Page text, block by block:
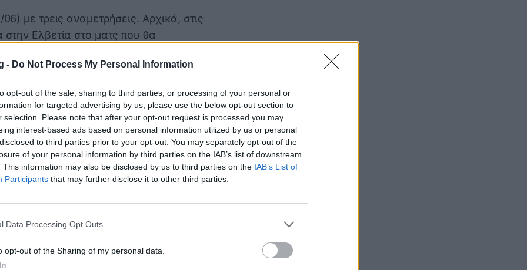
- Do Not Process My Personal Information
opt-out of the sale, sharing to third parties, or processing of your personal or
for targeted advertising by us, please use the below opt-out section to
selection. Please note that after your opt-out request is processed you may
interest-based ads based on personal information utilized by us or personal
to third parties prior to your opt-out. You may separately opt-out of the
of your personal information by third parties on the IAB’s list of downstream
This information may also be disclosed by us to third parties on the IAB’s List of
Participants that may further disclose it to other third parties.
Data Processing Opt Outs
opt-out of the Sharing of my personal data.
με τρεις αναμετρήσεις. Αρχικά, στις
Ελβετία στο ματς που θα
Α’ Όμιλο, ενώ στην συνέχεια, στις
Κροατία και στις 22:00 η Ιταλία θα
Β’ Όμιλο.
2024
:
ΚΑΝΑΛΙ / ΑΠΟΤΕΛΕΣΜΑ
- Σκωτία 5-1
- Ουγγαρία ΕΡΤ1
ΕΡΤ1